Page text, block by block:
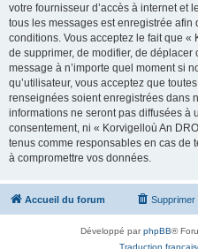
votre fournisseur d’accès à internet et
tous les messages est enregistrée afin
conditions. Vous acceptez le fait que «
de supprimer, de modifier, de
message à n’importe quel moment si
qu’utilisateur, vous acceptez que
renseignées soient enregistrées dans
informations ne seront pas diffusées à
consentement, ni « Korvigelloù An
tenus comme responsables en cas de
à compromettre vos données.
Accueil du forum Supprimer
Développé parphpBB®
Traduction